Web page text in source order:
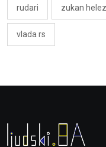
rudari zukan helez
vlada rs